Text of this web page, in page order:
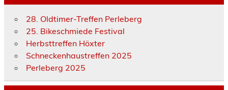
28. Oldtimer-Treffen Perleberg
25. Bikeschmiede Festival
Herbsttreffen Höxter
Schneckenhaustreffen 2025
Perleberg 2025